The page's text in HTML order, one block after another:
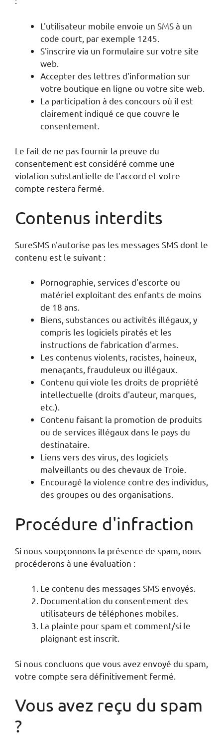
L'utilisateur mobile envoie un SMS à un
code court, par exemple 1245.
S'inscrire via un formulaire sur votre site
web.
Accepter des lettres d'information sur
votre boutique en ligne ou votre site web.
La participation à des concours où il est
clairement indiqué ce que couvre le
consentement.
Le fait de ne pas fournir la preuve du
consentement est considéré comme une
violation substantielle de l'accord et votre
compte restera fermé.
Contenus interdits
SureSMS n'autorise pas les messages SMS dont le
contenu est le suivant :
Pornographie, services d'escorte ou
matériel exploitant des enfants de moins
de 18 ans.
Biens, substances ou activités illégaux, y
compris les logiciels piratés et les
instructions de fabrication d'armes.
Les contenus violents, racistes, haineux,
menaçants, frauduleux ou illégaux.
Contenu qui viole les droits de propriété
intellectuelle (droits d'auteur, marques,
etc.).
Contenu faisant la promotion de produits
ou de services illégaux dans le pays du
destinataire.
Liens vers des virus, des logiciels
malveillants ou des chevaux de Troie.
Encouragé la violence contre des individus,
des groupes ou des organisations.
Procédure d'infraction
Si nous soupçonnons la présence de spam, nous
procéderons à une évaluation :
Le contenu des messages SMS envoyés.
Documentation du consentement des
utilisateurs de téléphones mobiles.
La plainte pour spam et comment/si le
plaignant est inscrit.
Si nous concluons que vous avez envoyé du spam,
votre compte sera définitivement fermé.
Vous avez reçu du spam
?